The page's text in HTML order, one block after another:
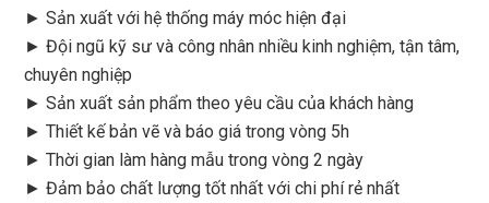
► Sản xuất với hệ thống máy móc hiện đại
► Đội ngũ kỹ sư và công nhân nhiều kinh nghiệm, tận tâm,
chuyên nghiệp
► Sản xuất sản phẩm theo yêu cầu của khách hàng
► Thiết kế bản vẽ và báo giá trong vòng 5h
► Thời gian làm hàng mẫu trong vòng 2 ngày
► Đảm bảo chất lượng tốt nhất với chi phí rẻ nhất